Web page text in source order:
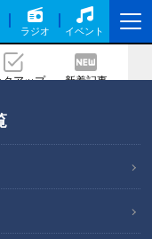
ラジオ イベント
クアップ 新着記事
UPする方